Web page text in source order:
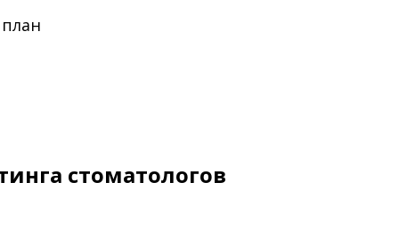
стоматологов